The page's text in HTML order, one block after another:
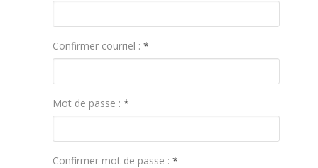
Confirmer courriel : *
Mot de passe : *
Confirmer mot de passe : *